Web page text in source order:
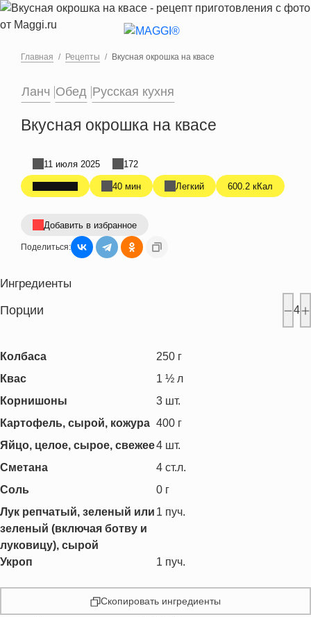
Перейти к основному содержанию
Главная Рецепты Вкусная окрошка на квасе
Ланч Обед Русская кухня
Вкусная окрошка на квасе
40 мин Легкий 600.2 кКал
11 июля 2025 172
Добавить в избранное
Поделиться:
Ингредиенты
Порции 4
Колбаса 250 г
Квас
1 ½ л
Корнишоны
3 шт.
Картофель, сырой, кожура 400 г
Яйцо, целое, сырое, свежее4 шт.
Сметана
4 ст.л.
Соль
0 г
Лук репчатый, зеленый или
зеленый (включая ботву и
луковицу), сырой
1 пуч.
Укроп 1 пуч.
Скопировать ингредиенты